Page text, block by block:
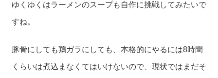
ゆくゆくはラーメンのスープも自作に挑戦してみたいで
すね。
豚骨にしても鶏ガラにしても、本格的にやるには8時間
くらいは煮込まなくてはいけないので、現状ではまだそ